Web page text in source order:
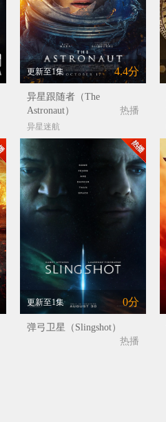
更新至1集 4.4分
异星跟随者（The
Astronaut）
热播
异星迷航
更新至1集 0分
弹弓卫星（Slingshot）
热播